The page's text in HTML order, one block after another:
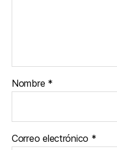
Nombre *
Correo electrónico *